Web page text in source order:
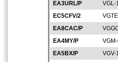
EA3URL/P
VGL-
EC5CFV/2
EA8CAC/P
EA4MY/P
EA5BX/P
VGV-